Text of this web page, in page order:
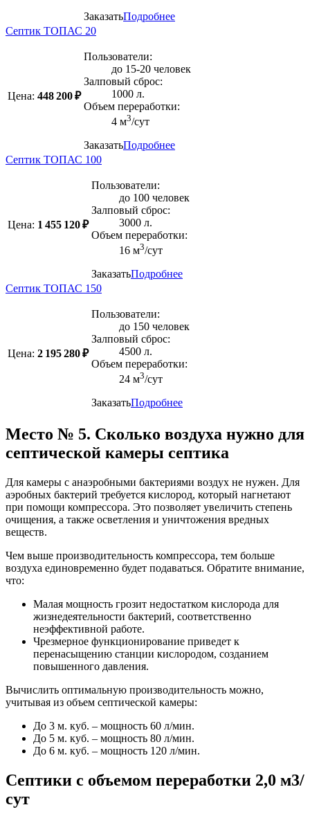
ЗаказатьПодробнее
Септик ТОПАС 20
Цена: 448 200 ₽
Пользователи:
до 15-20 человек
Залповый сброс:
1000 л.
Объем переработки:
4 м3/сут
ЗаказатьПодробнее
Септик ТОПАС 100
Цена: 1 455 120 ₽
Пользователи:
до 100 человек
Залповый сброс:
3000 л.
Объем переработки:
16 м3/сут
ЗаказатьПодробнее
Септик ТОПАС 150
Цена: 2 195 280 ₽
Пользователи:
до 150 человек
Залповый сброс:
4500 л.
Объем переработки:
24 м3/сут
ЗаказатьПодробнее
Место № 5. Сколько воздуха нужно для
септической камеры септика
Для камеры с анаэробными бактериями воздух не нужен. Для
аэробных бактерий требуется кислород, который нагнетают
при помощи компрессора. Это позволяет увеличить степень
очищения, а также осветления и уничтожения вредных
веществ.
Чем выше производительность компрессора, тем больше
воздуха единовременно будет подаваться. Обратите внимание,
что:
Малая мощность грозит недостатком кислорода для
жизнедеятельности бактерий, соответственно
неэффективной работе.
Чрезмерное функционирование приведет к
перенасыщению станции кислородом, созданием
повышенного давления.
Вычислить оптимальную производительность можно,
учитывая из объем септической камеры:
До 3 м. куб. – мощность 60 л/мин.
До 5 м. куб. – мощность 80 л/мин.
До 6 м. куб. – мощность 120 л/мин.
Септики с объемом переработки 2,0 м3/
сут